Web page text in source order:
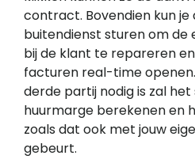
contract. Bovendien kun
buitendienst sturen om
bij de klant te repareren
facturen real-time
derde partij nodig is zal
huurmarge berekenen en
zoals dat ook met jouw
gebeurt.